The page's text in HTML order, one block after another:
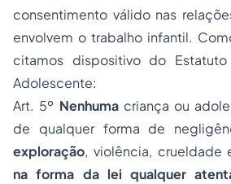
consentimento válido nas
envolvem o trabalho infantil.
citamos dispositivo do
Adolescente:
Art. 5º Nenhumacriança ou
de qualquer forma de
exploração, violência, crueldade
na forma da lei qualquer